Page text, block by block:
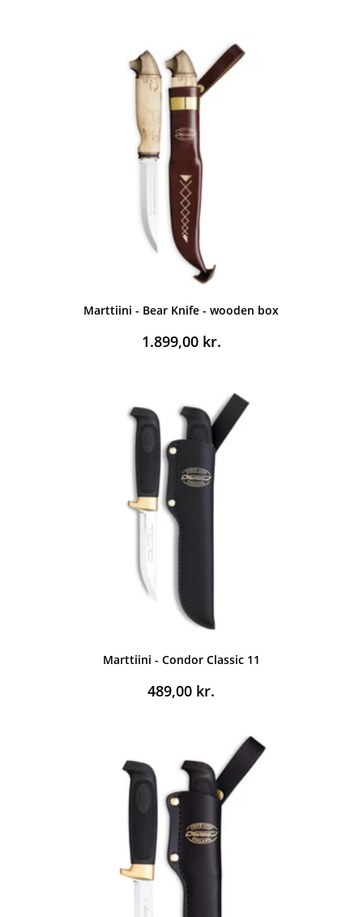
Marttiini - Bear Knife - wooden box
1.899,00 kr.
Marttiini - Condor Classic 11
489,00 kr.